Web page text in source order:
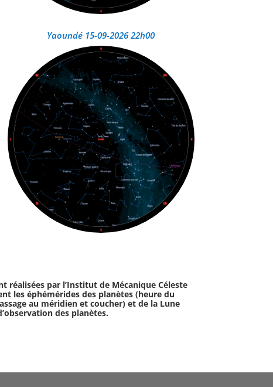
Yaoundé 15-09-2026 22h00
réalisées par l’Institut de Mécanique Céleste
les éphémérides des planètes (heure du
au méridien et coucher) et de la Lune
des planètes.